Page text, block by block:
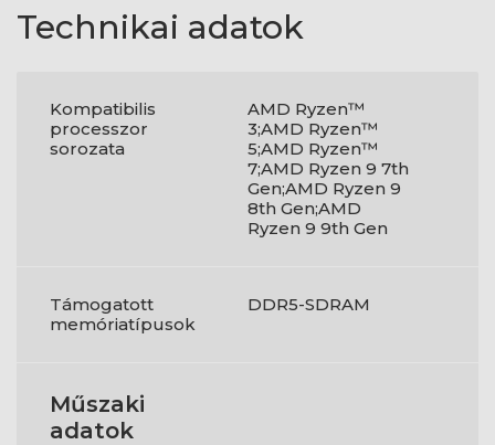
Technikai adatok
Kompatibilis
processzor
sorozata
AMD Ryzen™
3;AMD Ryzen™
5;AMD Ryzen™
7;AMD Ryzen 9 7th
Gen;AMD Ryzen 9
8th Gen;AMD
Ryzen 9 9th Gen
Támogatott
memóriatípusok
DDR5-SDRAM
Műszaki
adatok